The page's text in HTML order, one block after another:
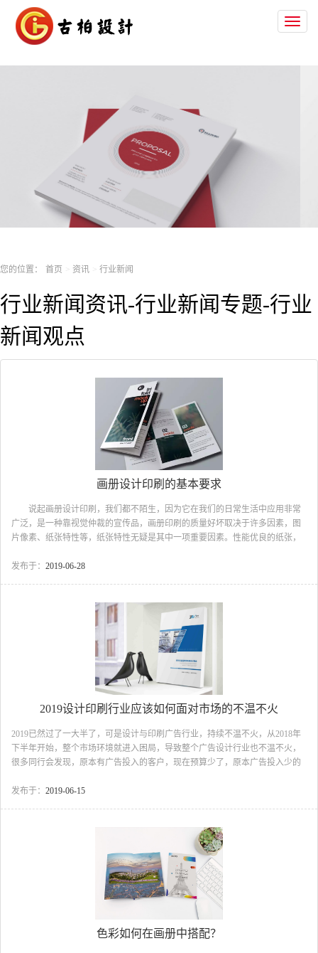
您的位置： 首页 资讯 行业新闻
行业新闻资讯-行业新闻专题-行业
新闻观点
画册设计印刷的基本要求
说起画册设计印刷，我们都不陌生，因为它在我们的日常生活中应用非常
广泛，是一种靠视觉仲裁的宣传品，画册印刷的质量好坏取决于许多因素，图
片像素、纸张特性等，纸张特性无疑是其中一项重要因素。性能优良的纸张，
意的图册。 在画册印刷过程中，墨膜转移到纸张表面，并填充了纸面的凹
墨膜厚度是影响画册光泽的主要因素。在纸张最大限度吸收油墨的连结料以
后，剩余的连结料仍保留在墨膜中，它可以有效地提高画册的光泽...
发布于： 2019-06-28
2019设计印刷行业应该如何面对市场的不温不火
2019已然过了一大半了，可是设计与印刷广告行业，持续不温不火，从2018年
下半年开始，整个市场环境就进入困局，导致整个广告设计行业也不温不火，
很多同行会发现，原本有广告投入的客户，现在预算少了，原本广告投入少的
不火情况，我们该如何面对整个市场？...
发布于： 2019-06-15
色彩如何在画册中搭配？